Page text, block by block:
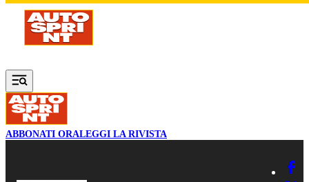
Vai al contenuto principale
ABBONATI ORALEGGI LA RIVISTA